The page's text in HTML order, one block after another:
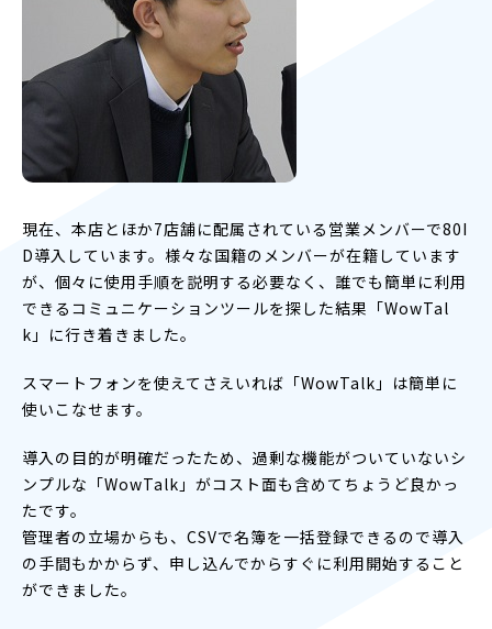
現在、本店とほか7店舗に配属されている営業メンバーで80I
D導入しています。様々な国籍のメンバーが在籍しています
が、個々に使用手順を説明する必要なく、誰でも簡単に利用
できるコミュニケーションツールを探した結果「WowTal
k」に行き着きました。
スマートフォンを使えてさえいれば「WowTalk」は簡単に
使いこなせます。
導入の目的が明確だったため、過剰な機能がついていないシ
ンプルな「WowTalk」がコスト面も含めてちょうど良かっ
たです。
管理者の立場からも、CSVで名簿を一括登録できるので導入
の手間もかからず、申し込んでからすぐに利用開始すること
ができました。